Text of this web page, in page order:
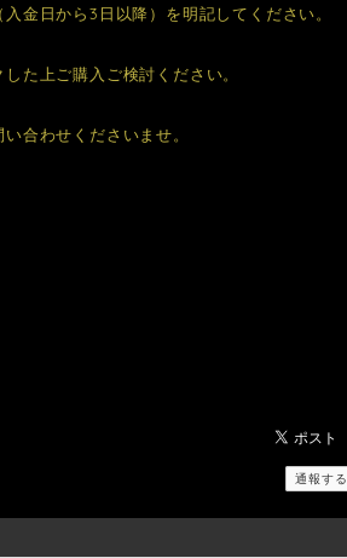
金日から3日以降）を明記してください。
た上ご購入ご検討ください。
合わせくださいませ。
通報する